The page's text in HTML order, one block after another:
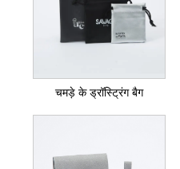
चमड़े के ड्रॉस्ट्रिंग बैग